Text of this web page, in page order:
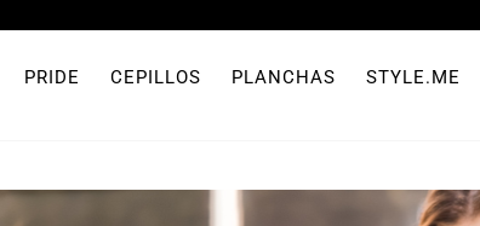
PRIDE CEPILLOS PLANCHAS STYLE.ME